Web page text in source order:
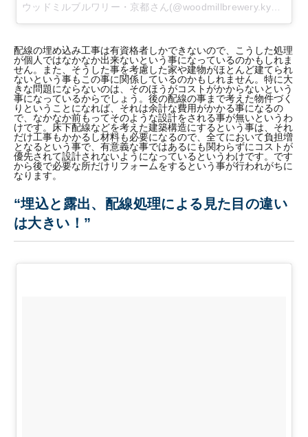
ウッドミルブルワリー・京都さん(@woodmillbrewery.kyoto)がシェアした投稿
配線の埋め込み工事は有資格者しかできないので、こうした処理
が個人ではなかなか出来ないという事になっているのかもしれま
せん。また、そうした事を考慮した家や建物がほとんど建てられ
ないという事もこの事に関係しているのかもしれません。特に大
きな問題にならないのは、そのほうがコストがかからないという
事になっているからでしょう。後の配線の事まで考えた物件づく
りということになれば、それは余計な費用がかかる事になるの
で、なかなか前もってそのような設計をされる事が無いというわ
けです。床下配線などを考えた建築構造にするという事は、それ
だけ工事もかかるし材料も必要になるので、全てにおいて負担増
となるという事で、有意義な事ではあるにも関わらずにコストが
優先されて設計されないようになっているというわけです。です
から後で必要な所だけリフォームをするという事が行われがちに
なります。
“埋込と露出、配線処理による見た目の違い
は大きい！”